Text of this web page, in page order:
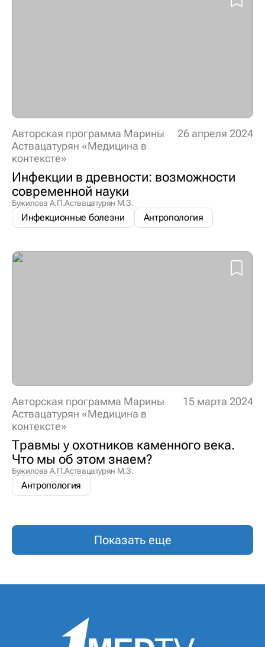
Авторская программа Марины
Аствацатурян «Медицина в
контексте»
26 апреля 2024
Инфекции в древности: возможности
современной науки
Бужилова А.П.Аствацатурян М.З.
Инфекционные болезни Антропология
Авторская программа Марины
Аствацатурян «Медицина в
контексте»
15 марта 2024
Травмы у охотников каменного века.
Что мы об этом знаем?
Бужилова А.П.Аствацатурян М.З.
Антропология
Показать еще